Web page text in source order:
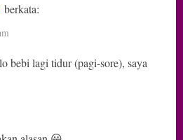
berkata:
bebi lagi tidur (pagi-sore), saya